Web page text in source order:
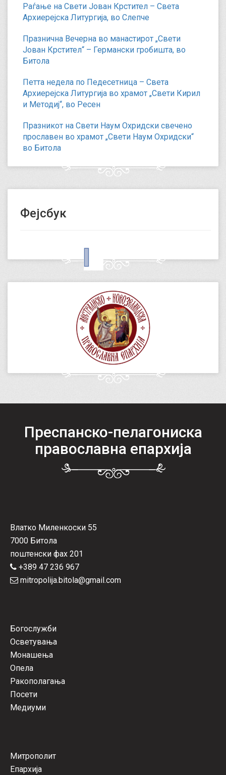
Раѓање на Свети Јован Крстител – Света
Архиерејска Литургија, во Слепче
Празнична Вечерна во манастирот „Свети
Јован Крстител“ – Германски гробишта, во
Битола
Петта недела по Педесетница – Света
Архиерејска Литургија во храмот „Свети Кирил
и Методиј“, во Ресен
Празникот на Свети Наум Охридски свечено
прославен во храмот „Свети Наум Охридски“
во Битола
Фејсбук
Преспанско-пелагониска
православна епархија
Влатко Миленкоски 55
7000 Битола
поштенски фах 201
+389 47 236 967
mitropolija.bitola@gmail.com
Богослужби
Осветувања
Монашења
Опела
Ракополагања
Посети
Медиуми
Митрополит
Епархија